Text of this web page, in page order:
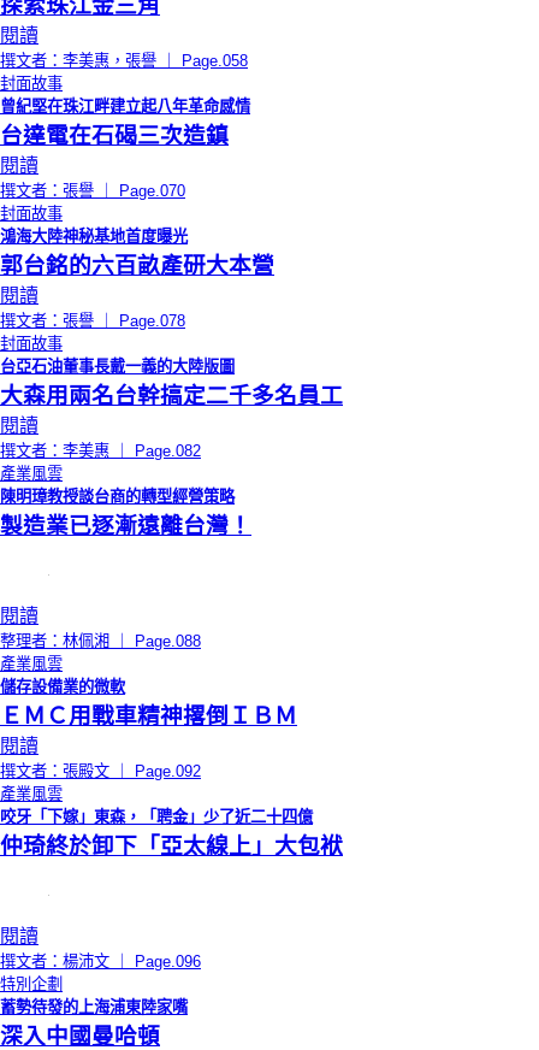
探索珠江金三角
閱讀
撰文者：李美惠，張譽 ｜ Page.058
封面故事
曾紀堅在珠江畔建立起八年革命感情
台達電在石碣三次造鎮
閱讀
撰文者：張譽 ｜ Page.070
封面故事
鴻海大陸神秘基地首度曝光
郭台銘的六百畝產研大本營
閱讀
撰文者：張譽 ｜ Page.078
封面故事
台亞石油董事長戴一義的大陸版圖
大森用兩名台幹搞定二千多名員工
閱讀
撰文者：李美惠 ｜ Page.082
產業風雲
陳明璋教授談台商的轉型經營策略
製造業已逐漸遠離台灣！
閱讀
整理者：林佩湘 ｜ Page.088
產業風雲
儲存設備業的微軟
ＥＭＣ用戰車精神撂倒ＩＢＭ
閱讀
撰文者：張殿文 ｜ Page.092
產業風雲
咬牙「下嫁」東森，「聘金」少了近二十四億
仲琦終於卸下「亞太線上」大包袱
閱讀
撰文者：楊沛文 ｜ Page.096
特別企劃
蓄勢待發的上海浦東陸家嘴
深入中國曼哈頓